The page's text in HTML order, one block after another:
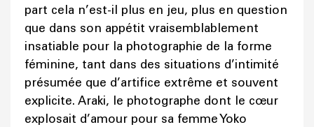
part cela n’est-il plus en jeu, plus en question
que dans son appétit vraisemblablement
insatiable pour la photographie de la forme
féminine, tant dans des situations d’intimité
présumée que d’artifice extrême et souvent
explicite. Araki, le photographe dont le cœur
explosait d’amour pour sa femme Yoko